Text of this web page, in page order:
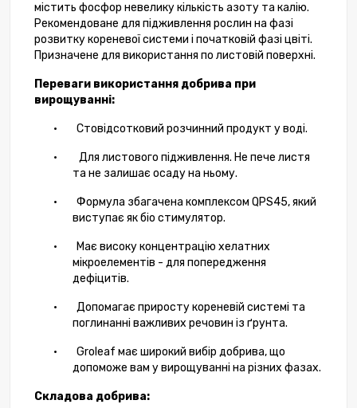
містить фосфор невеликукількість азоту та калію.
Рекомендоване для підживлення рослин на фазі
розвитку кореневої системи і початковій фазі цвіті.
Призначене для використання по листовій поверхні.
Переваги використання добрива при
вирощуванні:
• Стовідсотковий розчинний продукт у воді.
·
Для листового підживлення. Не пече листя
та не залишає осаду на ньому.
• Формула збагачена комплексом QPS45, який
виступає як біо стимулятор.
•
Має високу концентрацію хелатних
мікроелементів - для попередження
дефіцитів.
•
Допомагає приросту кореневій системі та
поглинанні важливих речовин із ґрунта.
• Groleaf має широкий вибір добрива, що
допоможе вам у вирощуванні на різних фазах.
Складова добрива: